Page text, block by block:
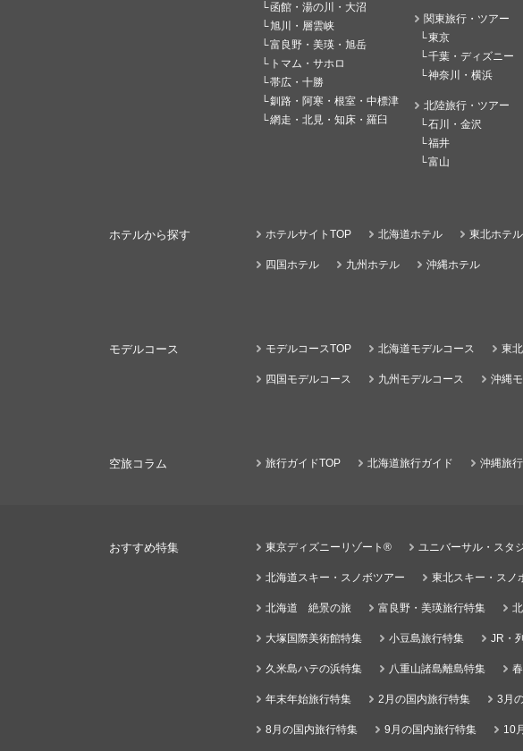
函館・湯の川・大沼
旭川・層雲峡
富良野・美瑛・旭岳
トマム・サホロ
帯広・十勝
釧路・阿寒・根室・中標津
網走・北見・知床・羅臼
関東旅行・ツアー
東京
千葉・ディズニー
神奈川・横浜
北陸旅行・ツアー
石川・金沢
福井
富山
ホテルから探す ホテルサイトTOP 北海道ホテル 東北ホテル
四国ホテル 九州ホテル 沖縄ホテル
モデルコース モデルコースTOP 北海道モデルコース 東
四国モデルコース 九州モデルコース 沖縄
空旅コラム 旅行ガイドTOP 北海道旅行ガイド 沖縄旅
おすすめ特集 東京ディズニーリゾート® ユニバーサル・スタ
北海道スキー・スノボツアー 東北スキー・スノ
北海道 絶景の旅 富良野・美瑛旅行特集
大塚国際美術館特集 小豆島旅行特集 JR・
久米島ハテの浜特集 八重山諸島離島特集
年末年始旅行特集 2月の国内旅行特集 3月
8月の国内旅行特集 9月の国内旅行特集 10